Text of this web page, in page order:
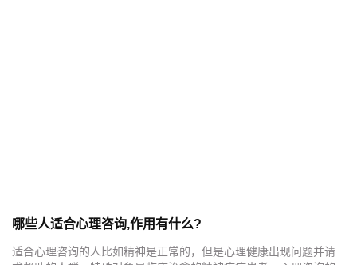
哪些人适合心理咨询,作用有什么?
适合心理咨询的人比如精神是正常的，但是心理健康出现问题并请